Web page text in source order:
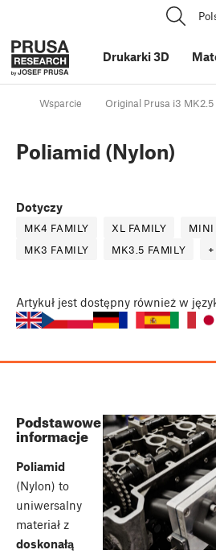
Drukarki 3D
Wsparcie Original Prusa i3 MK2.5
Poliamid (Nylon)
Dotyczy
MK4 FAMILY XL FAMILY
MINI
MK3 FAMILY
MK3.5 FAMILY +
Artykuł jest dostępny również w
Podstawowe
informacje
Poliamid
(Nylon) to
uniwersalny
materiał z
doskonałą